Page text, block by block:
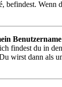
befindest. Wenn
findest du in
wirst dann als